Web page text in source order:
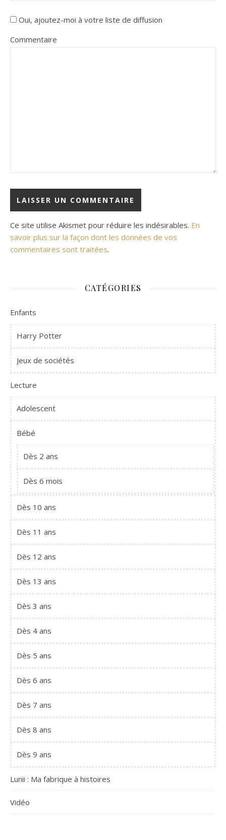
Oui, ajoutez-moi à votre liste de diffusion
Commentaire
Ce site utilise Akismet pour réduire les indésirables. En
savoir plus sur la façon dont les données de vos
commentaires sont traitées.
CATÉGORIES
Enfants
Harry Potter
Jeux de sociétés
Lecture
Adolescent
Bébé
Dès 2 ans
Dès 6 mois
Dès 10 ans
Dès 11 ans
Dès 12 ans
Dès 13 ans
Dès 3 ans
Dès 4 ans
Dès 5 ans
Dès 6 ans
Dès 7 ans
Dès 8 ans
Dès 9 ans
Lunii : Ma fabrique à histoires
Vidéo